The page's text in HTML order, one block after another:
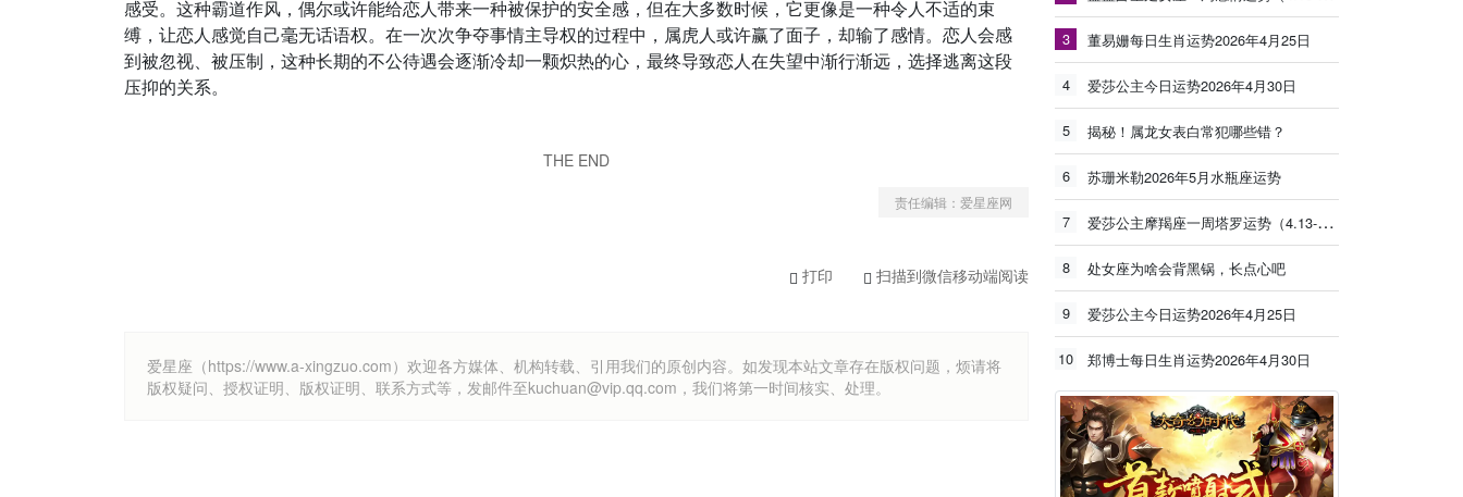
感受。这种霸道作风，偶尔或许能给恋人带来一种被保护的安全感，但在大多数时候，它更像是一种令人不适的束
缚，让恋人感觉自己毫无话语权。在一次次争夺事情主导权的过程中，属虎人或许赢了面子，却输了感情。恋人会感
到被忽视、被压制，这种长期的不公待遇会逐渐冷却一颗炽热的心，最终导致恋人在失望中渐行渐远，选择逃离这段
压抑的关系。
THE END
责任编辑：爱星座网
打印 扫描到微信移动端阅读
爱星座（https://www.a-xingzuo.com）欢迎各方媒体、机构转载、引用我们的原创内容。如发现本站文章存在版权问题，烦请将
版权疑问、授权证明、版权证明、联系方式等，发邮件至kuchuan@vip.qq.com，我们将第一时间核实、处理。
3 董易姗每日生肖运势2026年4月25日
4 爱莎公主今日运势2026年4月30日
5 揭秘！属龙女表白常犯哪些错？
6 苏珊米勒2026年5月水瓶座运势
7 爱莎公主摩羯座一周塔罗运势（4.13-4.19）
8 处女座为啥会背黑锅，长点心吧
9 爱莎公主今日运势2026年4月25日
10 郑博士每日生肖运势2026年4月30日